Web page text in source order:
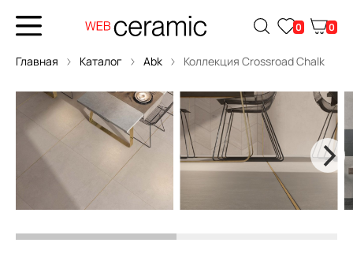
0 0
Главная Каталог Abk Коллекция Crossroad Chalk